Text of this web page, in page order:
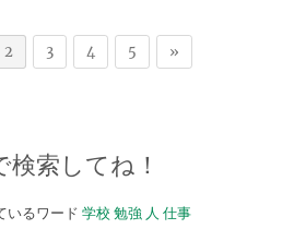
2 3 4 5 »
検索してね！
いるワード 学校 勉強 人 仕事